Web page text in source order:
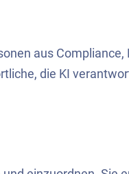
aus Compliance,
die KI